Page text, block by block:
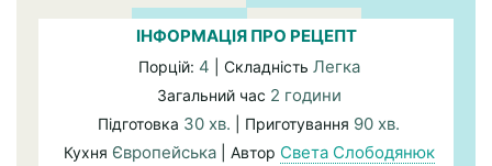
ІНФОРМАЦІЯ ПРО РЕЦЕПТ
Порцій: 4 | Складність Легка
Загальний час 2 години
Підготовка 30 хв. | Приготування 90 хв.
Кухня Європейська| Автор Света Слободянюк